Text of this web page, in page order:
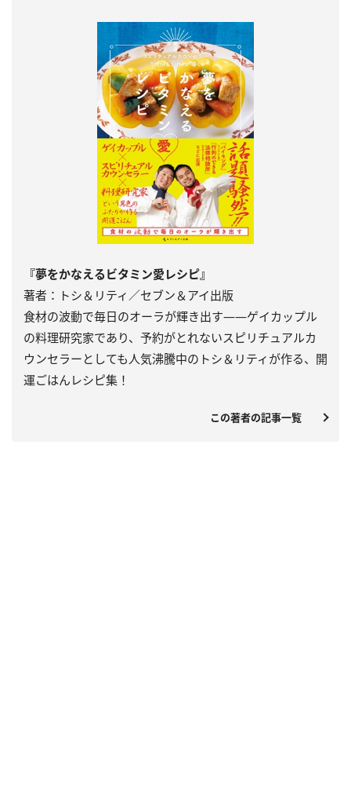
『夢をかなえるビタミン愛レシピ』
著者：トシ＆リティ／セブン＆アイ出版
食材の波動で毎日のオーラが輝き出す――ゲイカップル
の料理研究家であり、予約がとれないスピリチュアルカ
ウンセラーとしても人気沸騰中のトシ＆リティが作る、開
運ごはんレシピ集！
この著者の記事一覧